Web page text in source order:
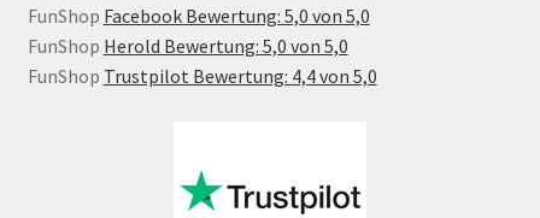
FunShop Facebook Bewertung: 5,0 von 5,0
FunShop Herold Bewertung: 5,0 von 5,0
FunShop Trustpilot Bewertung: 4,4 von 5,0